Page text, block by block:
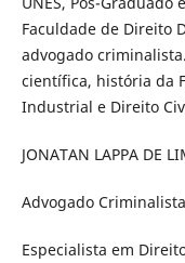
Faculdade de Direito
advogado
científica, história da
Industrial e Direito
JONATAN LAPPA DE
Advogado
Especialista em